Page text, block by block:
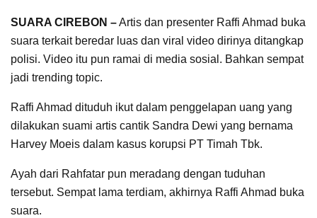
SUARA CIREBON –Artis dan presenter Raffi Ahmad buka
suara terkait beredar luas dan viral video dirinya ditangkap
polisi. Video itu pun ramai di media sosial. Bahkan sempat
jadi trending topic.
Raffi Ahmad dituduh ikut dalam penggelapan uang yang
dilakukan suami artis cantik Sandra Dewi yang bernama
Harvey Moeis dalam kasus korupsi PT Timah Tbk.
Ayah dari Rahfatar pun meradang dengan tuduhan
tersebut. Sempat lama terdiam, akhirnya Raffi Ahmad buka
suara.